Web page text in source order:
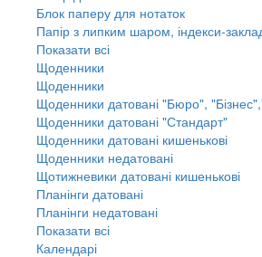
Блок паперу для нотаток
Папір з липким шаром, індекси-
Показати всі
Щоденники
Щоденники
Щоденники датовані "Бюро",
Щоденники датовані "Стандарт"
Щоденники датовані кишенькові
Щоденники недатовані
Щотижневики датовані кишенькові
Планінги датовані
Планінги недатовані
Показати всі
Календарі